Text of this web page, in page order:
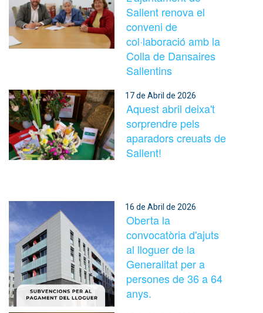
Sallent renova el
conveni de
col·laboració amb la
Colla de Dansaires
Sallentins
17 de Abril de 2026
Aquest abril deixa't
sorprendre pels
aparadors creuats de
Sallent!
16 de Abril de 2026
Oberta la
convocatòria d'ajuts
al lloguer de la
Generalitat per a
persones de 36 a 64
anys.